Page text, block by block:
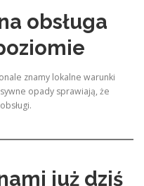
obsługa
znamy lokalne warunki
opady sprawiają, że
już dziś